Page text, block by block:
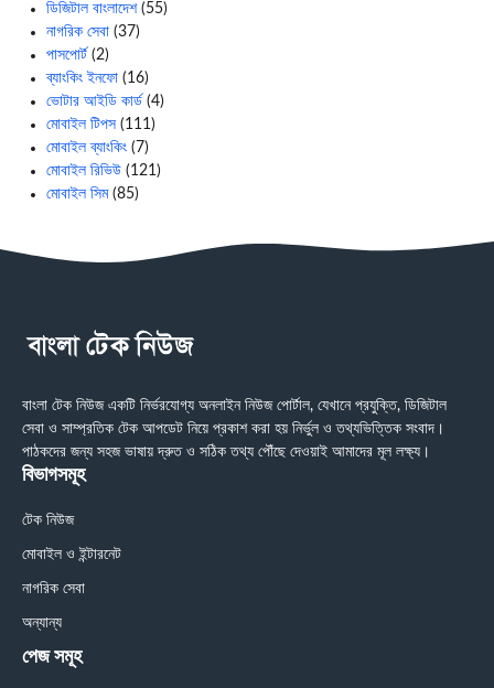
ডিজিটাল বাংলাদেশ(55)
নাগরিক সেবা (37)
পাসপোর্ট (2)
ব্যাংকিং ইনফো (16)
ভোটার আইডি কার্ড (4)
মোবাইল টিপস (111)
মোবাইল ব্যাংকিং (7)
মোবাইল রিভিউ (121)
মোবাইল সিম(85)
বাংলা টেক নিউজ একটি নির্ভরযোগ্য অনলাইন নিউজ পোর্টাল, যেখানে প্রযুক্তি, ডিজিটাল
সেবা ও সাম্প্রতিক টেক আপডেট নিয়ে প্রকাশ করা হয় নির্ভুল ও তথ্যভিত্তিক সংবাদ।
পাঠকদের জন্য সহজ ভাষায় দ্রুত ও সঠিক তথ্য পৌঁছে দেওয়াই আমাদের মূল লক্ষ্য।
বিভাগসমূহ
টেক নিউজ
মোবাইল ও ইন্টারনেট
নাগরিক সেবা
অন্যান্য
পেজ সমূহ